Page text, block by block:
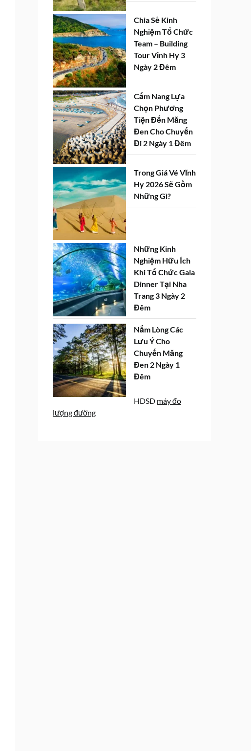
Chia Sẻ Kinh
Nghiệm Tổ Chức
Team – Building
Tour Vĩnh Hy 3
Ngày 2 Đêm
Cẩm Nang Lựa
Chọn Phương
Tiện Đến Măng
Đen Cho Chuyến
Đi 2 Ngày 1 Đêm
Trong Giá Vé Vĩnh
Hy 2026 Sẽ Gồm
Những Gì?
Những Kinh
Nghiệm Hữu Ích
Khi Tổ Chức Gala
Dinner Tại Nha
Trang 3 Ngày 2
Đêm
Nắm Lòng Các
Lưu Ý Cho
Chuyến Măng
Đen 2 Ngày 1
Đêm
HDSD máy đo
lượng đường